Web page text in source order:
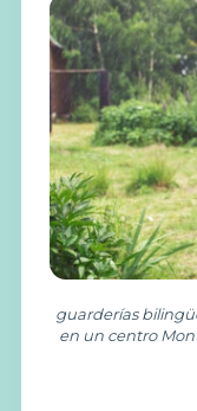
guarderías
en un centro